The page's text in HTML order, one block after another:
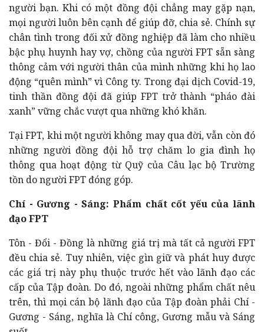
người bạn. Khi có một đồng đội chẳng may gặp nạn,
mọi người luôn bên cạnh để giúp đỡ, chia sẻ. Chính sự
chân tình trong đối xử đồng nghiệp đã làm cho nhiều
bậc phụ huynh hay vợ, chồng của người FPT sẵn sàng
thông cảm với người thân của mình những khi họ lao
động “quên mình” vì Công ty. Trong đại dịch Covid-19,
tinh thần đồng đội đã giúp FPT trở thành “pháo đài
xanh” vững chắc vượt qua những khó khăn.
Tại FPT, khi một người không may qua đời, vẫn còn đó
những người đồng đội hỗ trợ chăm lo gia đình họ
thông qua hoạt động từ Quỹ của Câu lạc bộ Trường
tồn do người FPT đóng góp.
Chí - Gương - Sáng: Phẩm chất cốt yếu của lãnh
đạo FPT
Tôn - Đổi - Đồng là những giá trị mà tất cả người FPT
đều chia sẻ. Tuy nhiên, việc gìn giữ và phát huy được
các giá trị này phụ thuộc trước hết vào lãnh đạo các
cấp của Tập đoàn. Do đó, ngoài những phẩm chất nêu
trên, thì mọi cán bộ lãnh đạo của Tập đoàn phải Chí -
Gương - Sáng, nghĩa là Chí công, Gương mẫu và Sáng